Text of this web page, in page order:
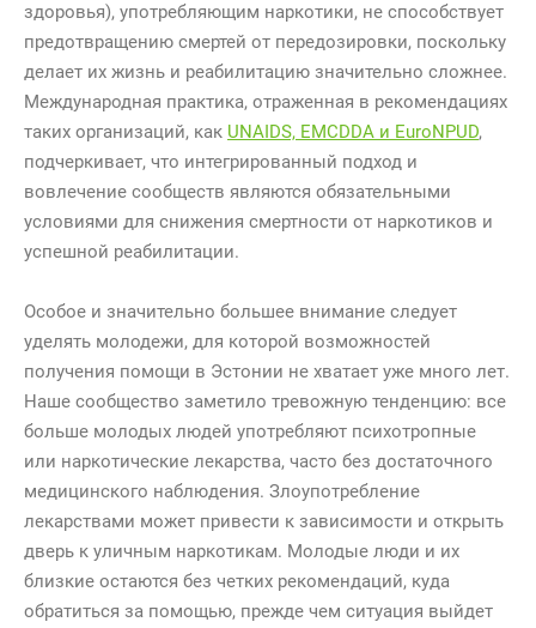
здоровья), употребляющим наркотики, не способствует
предотвращению смертей от передозировки, поскольку
делает их жизнь и реабилитацию значительно сложнее.
Международная практика, отраженная в рекомендациях
таких организаций, как UNAIDS, EMCDDA и EuroNPUD,
подчеркивает, что интегрированный подход и
вовлечение сообществ являются обязательными
условиями для снижения смертности от наркотиков и
успешной реабилитации.
Особое и значительно большее внимание следует
уделять молодежи, для которой возможностей
получения помощи в Эстонии не хватает уже много лет.
Наше сообщество заметило тревожную тенденцию: все
больше молодых людей употребляют психотропные
или наркотические лекарства, часто без достаточного
медицинского наблюдения. Злоупотребление
лекарствами может привести к зависимости и открыть
дверь к уличным наркотикам. Молодые люди и их
близкие остаются без четких рекомендаций, куда
обратиться за помощью, прежде чем ситуация выйдет